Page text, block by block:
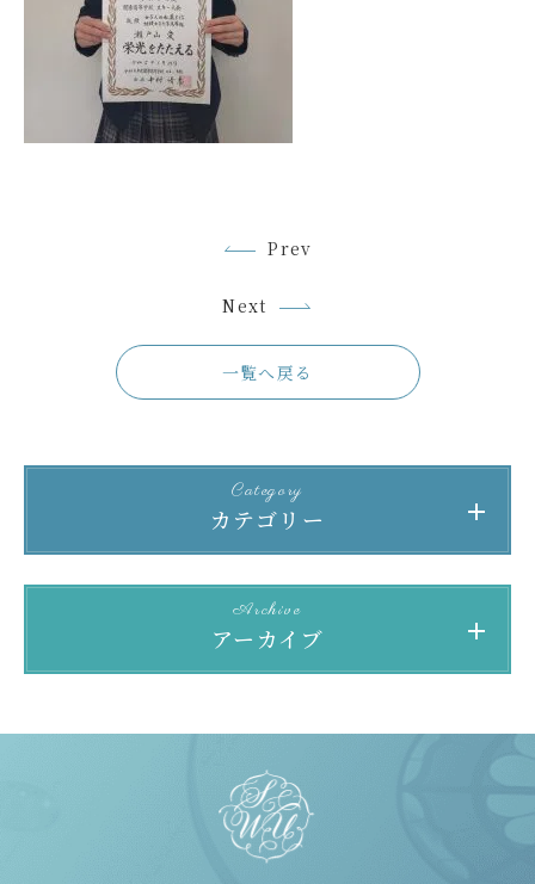
Prev
一覧へ戻る
Next
Category
カテゴリー
Archive
アーカイブ